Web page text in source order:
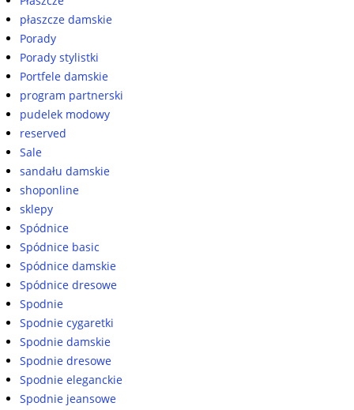
płaszcze damskie
Porady
Porady stylistki
Portfele damskie
program partnerski
pudelek modowy
reserved
Sale
sandału damskie
shoponline
sklepy
Spódnice
Spódnice basic
Spódnice damskie
Spódnice dresowe
Spodnie
Spodnie cygaretki
Spodnie damskie
Spodnie dresowe
Spodnie eleganckie
Spodnie jeansowe